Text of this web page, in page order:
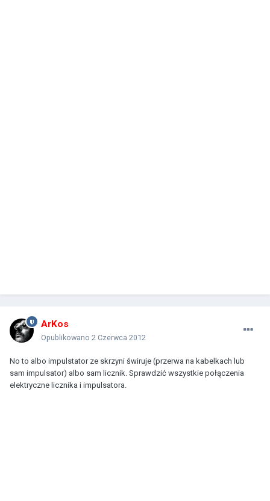
ArKos
Opublikowano 2 Czerwca 2012
No to albo impulstator ze skrzyni świruje (przerwa na kabelkach lub
sam impulsator) albo sam licznik. Sprawdzić wszystkie połączenia
elektryczne licznika i impulsatora.